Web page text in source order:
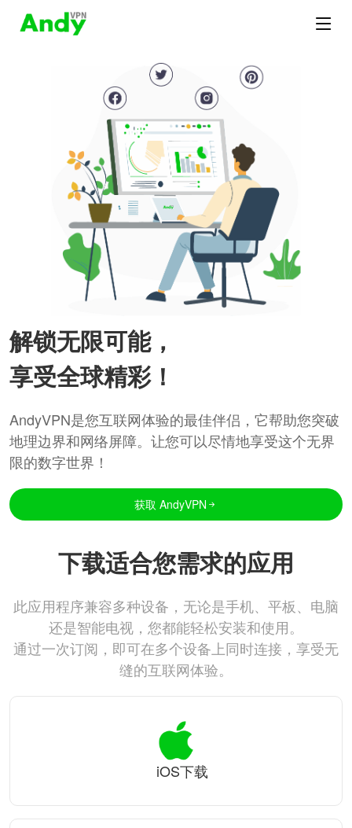
解锁无限可能，
享受全球精彩！
AndyVPN是您互联网体验的最佳伴侣，它帮助您突破
地理边界和网络屏障。让您可以尽情地享受这个无界
限的数字世界！
获取 AndyVPN
下载适合您需求的应用
此应用程序兼容多种设备，无论是手机、平板、电脑
还是智能电视，您都能轻松安装和使用。
通过一次订阅，即可在多个设备上同时连接，享受无
缝的互联网体验。
iOS下载